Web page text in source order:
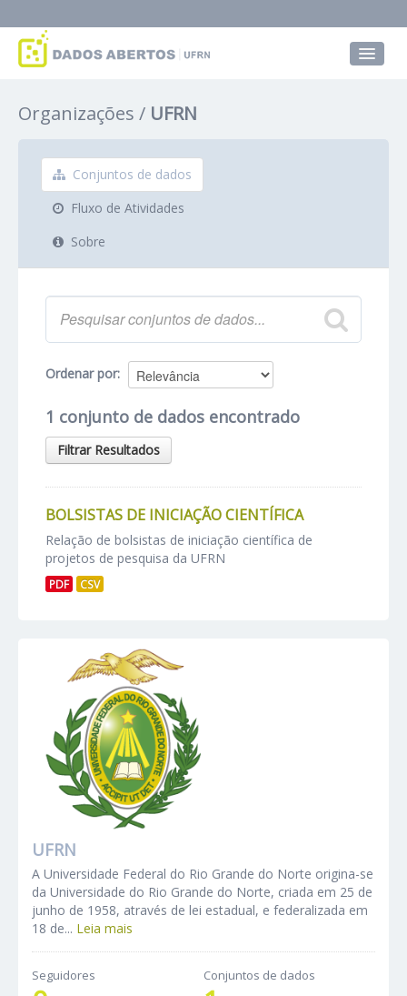
Grupos
Sobre
Organizações UFRN
Conjuntos de dados
Fluxo de Atividades
Sobre
Ordenar por
1 conjunto de dados encontrado
Filtrar Resultados
BOLSISTAS DE INICIAÇÃO CIENTÍFICA
Relação de bolsistas de iniciação científica de
projetos de pesquisa da UFRN
PDF CSV
UFRN
A Universidade Federal do Rio Grande do Norte origina-se
da Universidade do Rio Grande do Norte, criada em 25 de
junho de 1958, através de lei estadual, e federalizada em
18 de... Leia mais
Seguidores Conjuntos de dados